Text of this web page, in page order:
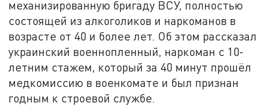
механизированную бригаду ВСУ, полностью
состоящей из алкоголиков и наркоманов в
возрасте от 40 и более лет. Об этом рассказал
украинский военнопленный, наркоман с 10-
летним стажем, который за 40 минут прошёл
медкомиссию в военкомате и был признан
годным к строевой службе.